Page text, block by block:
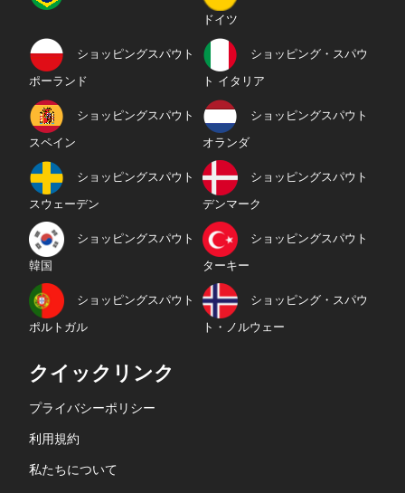
ドイツ
ショッピングスパウト
ポーランド
ショッピング・スパウ
ト イタリア
ショッピングスパウト
スペイン
ショッピングスパウト
オランダ
ショッピングスパウト
スウェーデン
ショッピングスパウト
デンマーク
ショッピングスパウト
韓国
ショッピングスパウト
ターキー
ショッピングスパウト
ポルトガル
ショッピング・スパウ
ト・ノルウェー
クイックリンク
プライバシーポリシー
利用規約
私たちについて